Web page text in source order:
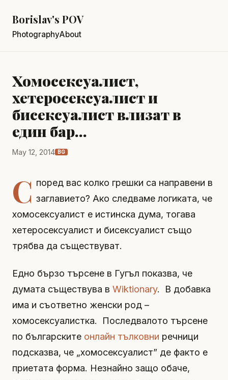
Borislav's POV
PhotographyAbout
Хомосексуалист,
хетеросексуалист и
бисексуалист влизат в
един бар…
May 12, 2014 BG
С поред вас колко грешки са направени в
заглавието? Ако следваме логиката, че
хомосексуалист е истинска дума, тогава
хетеросексуалист и бисексуалист също
трябва да съществуват.
Едно бързо търсене в Гугъл показва, че
думата съществува в Wiktionary. В добавка
има и съответно женски род –
хомосексуалистка. Последвалото търсене
по българските онлайн тълковни речници
подсказва, че „хомосексуалист” де факто е
приетата форма. Незнайно защо обаче,